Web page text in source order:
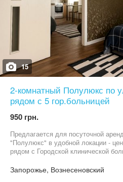
15
2-комнатный Полулюкс по
рядом с 5 гор.больницей
950 грн.
Предлагается для посуточной
"Полулюкс" в удобной локации -
рядом с Городской клинической
магазин "Ласточка", банкоматы,
остановка общественного
Запорожье, Вознесеновский